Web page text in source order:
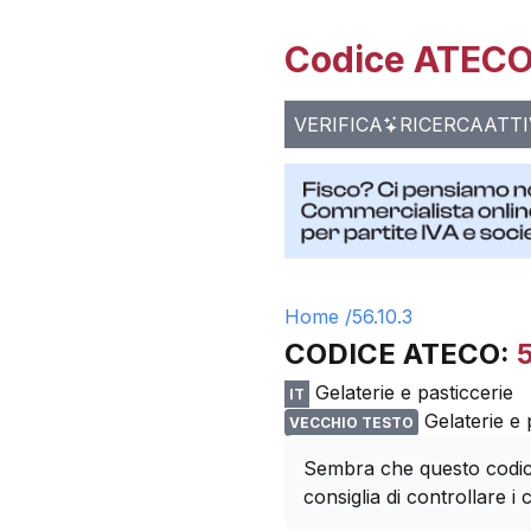
Codice
VERIFICA RICERCA
Home /56.10.3
CODICE ATECO:
IT Gelaterie e pasticcerie
VECCHIO TESTO
Gelaterie e
Sembra che questo
consiglia di controllare i